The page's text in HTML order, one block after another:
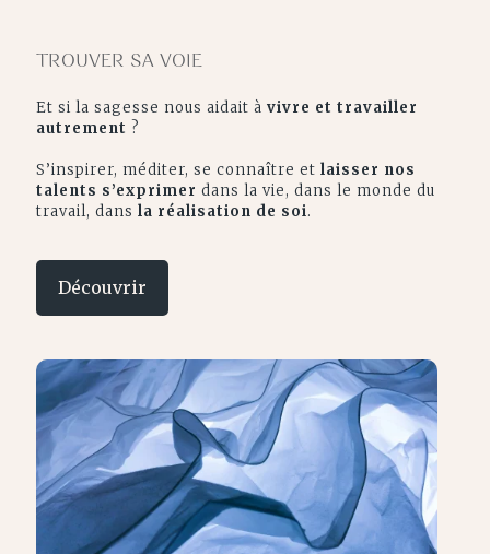
TROUVER SA VOIE
Et si la sagesse nous aidait à vivre et travailler
autrement ?
S’inspirer, méditer, se connaître et laisser nos
talents s’exprimer dans la vie, dans le monde du
travail, dans la réalisation de soi.
Découvrir